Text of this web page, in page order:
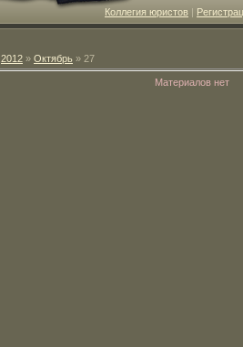
Коллегия юристов |
2012 » Октябрь » 27
Материалов нет